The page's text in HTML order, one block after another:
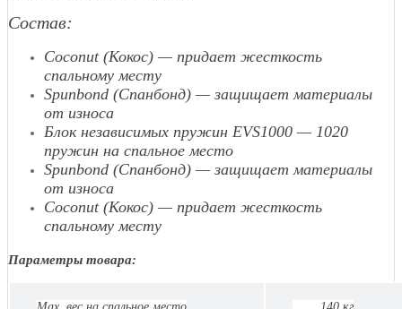
Состав:
Coconut (Кокос) — придает жесткость
спальному месту
Spunbond (Спанбонд) — защищает материалы
от износа
Блок независимых пружин EVS1000 — 1020
пружин на спальное место
Spunbond (Спанбонд) — защищает материалы
от износа
Coconut (Кокос) — придает жесткость
спальному месту
Параметры товара: